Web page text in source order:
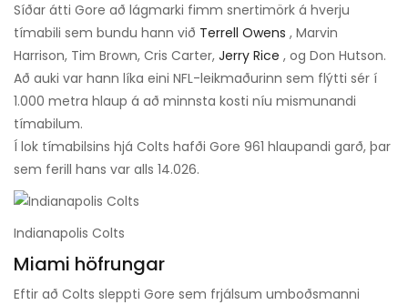
Síðar átti Gore að lágmarki fimm snertimörk á hverju
tímabili sem bundu hann við Terrell Owens , Marvin
Harrison, Tim Brown, Cris Carter, Jerry Rice , og Don Hutson.
Að auki var hann líka eini NFL-leikmaðurinn sem flýtti sér í
1.000 metra hlaup á að minnsta kosti níu mismunandi
tímabilum.
Í lok tímabilsins hjá Colts hafði Gore 961 hlaupandi garð, þar
sem ferill hans var alls 14.026.
Indianapolis Colts
Miami höfrungar
Eftir að Colts sleppti Gore sem frjálsum umboðsmanni